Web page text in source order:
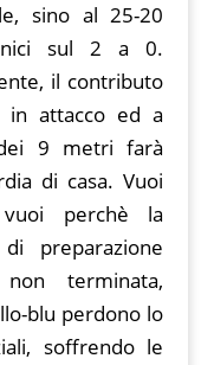
sino al 25-20
sul 2 a 0.
il contributo
in attacco ed a
9 metri farà
di casa. Vuoi
perchè la
preparazione
terminata,
blu perdono lo
soffrendo le